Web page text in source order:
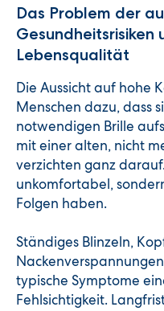
Das Problem der
Gesundheitsrisiken
Lebensqualität
Die Aussicht auf hohe
Menschen dazu, dass
notwendigen Brille
mit einer alten, nicht
verzichten ganz
unkomfortabel,
Folgen haben.
Ständiges Blinzeln,
typische Symptome
Fehlsichtigkeit.